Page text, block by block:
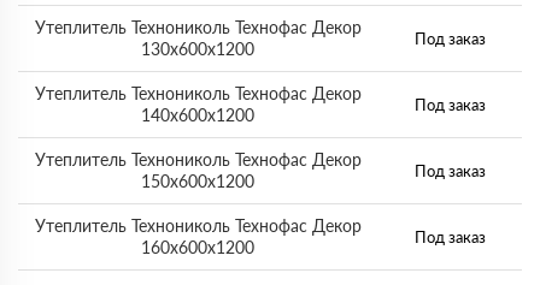
Утеплитель Технониколь Технофас Декор
130х600х1200
Под заказ
Утеплитель Технониколь Технофас Декор
140х600х1200
Под заказ
Утеплитель Технониколь Технофас Декор
150х600х1200
Под заказ
Утеплитель Технониколь Технофас Декор
160х600х1200
Под заказ